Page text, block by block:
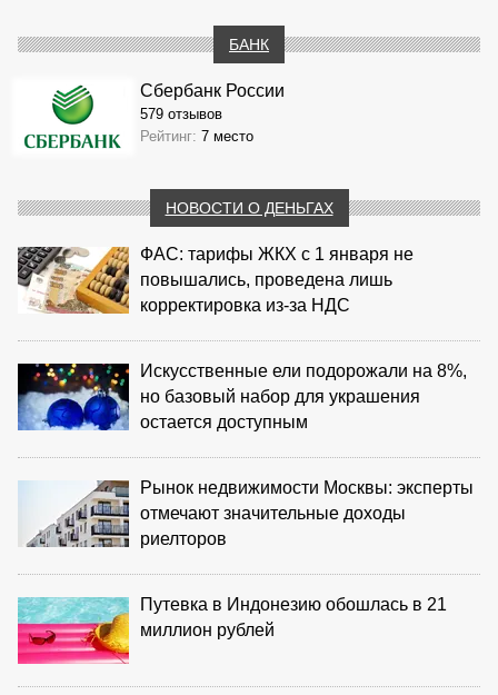
БАНК
Сбербанк России
579 отзывов
Рейтинг: 7 место
НОВОСТИ О ДЕНЬГАХ
ФАС: тарифы ЖКХ с 1 января не
повышались, проведена лишь
корректировка из‑за НДС
Искусственные ели подорожали на 8%,
но базовый набор для украшения
остается доступным
Рынок недвижимости Москвы: эксперты
отмечают значительные доходы
риелторов
Путевка в Индонезию обошлась в 21
миллион рублей